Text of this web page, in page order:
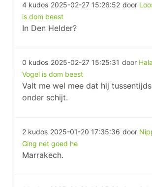
4 kudos 2025-02-27 15:26:52 door
is dom beest
In Den Helder?
0 kudos 2025-02-27 15:25:31 door
Vogel is dom beest
Valt me wel mee dat hij
onder schijt.
2 kudos 2025-01-20 17:35:36 door
Ging net goed he
Marrakech.